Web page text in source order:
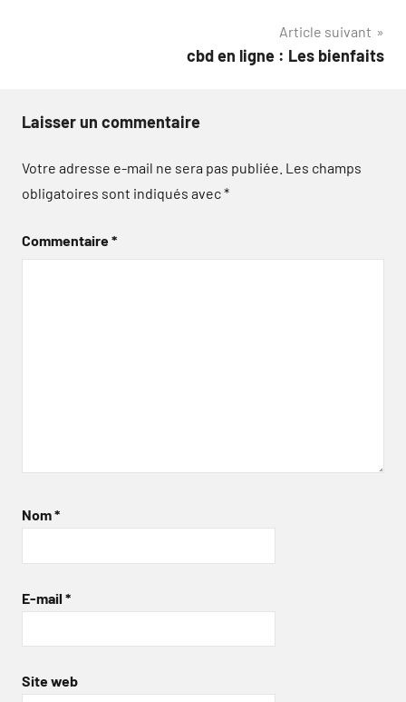
Article suivant
cbd en ligne : Les bienfaits
Laisser un commentaire
Votre adresse e-mail ne sera pas publiée. Les champs
obligatoires sont indiqués avec*
Commentaire*
Nom*
E-mail *
Site web